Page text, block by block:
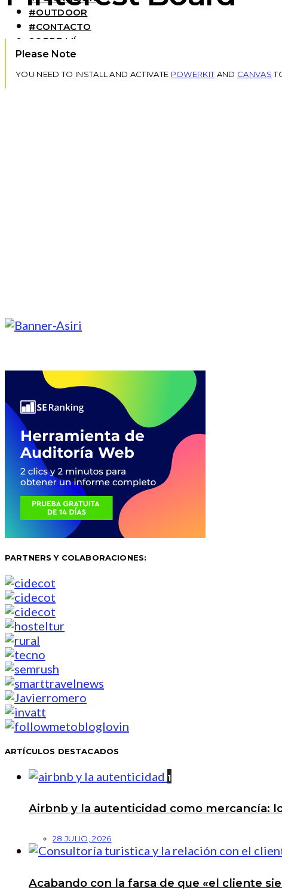
#OUTDOOR
#CONTACTO
SOBRE MÍ
Please Note
YOU NEED TO INSTALL AND ACTIVATE POWERKITAND CANVAS
PARTNERS Y COLABORACIONES:
ARTÍCULOS DESTACADOS
1
Airbnb y la autenticidad como mercancía:
28 JULIO, 2026
Acabando con la farsa de que «el cliente